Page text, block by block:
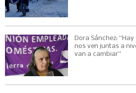
Dora Sánchez:
nos ven juntas a
van a cambiar”